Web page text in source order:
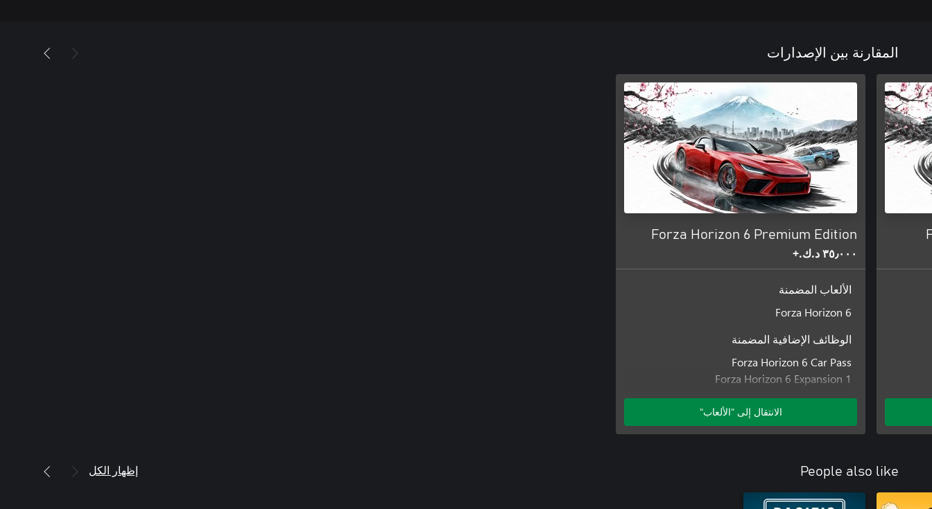
المقارنة بين الإصدارات
Forza Horizon 6 Premium Edition
٣٥٫٠٠٠ د.ك.‏+
الألعاب المضمنة
Forza Horizon 6
الوظائف الإضافية المضمنة
Forza Horizon 6 Car Pass
Forza Horizon 6 Expansion 1
Forza Horizon 6 Expansion 2
Italian Passion Car Pack في Forza Horizon 6
Forza Horizon 6 Time Attack Car Pack
الانتقال إلى "الألعاب"
People also like إظهار الكل